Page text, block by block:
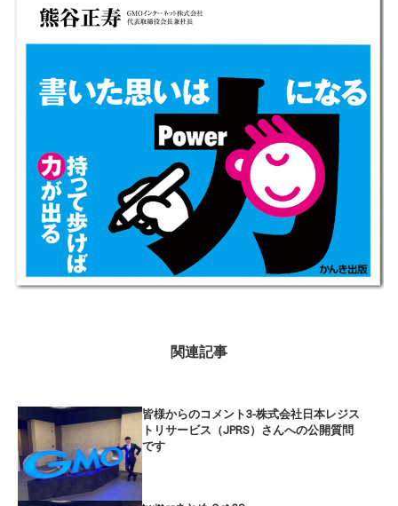
関連記事
皆様からのコメント3-株式会社日本レジス
トリサービス（JPRS）さんへの公開質問
です